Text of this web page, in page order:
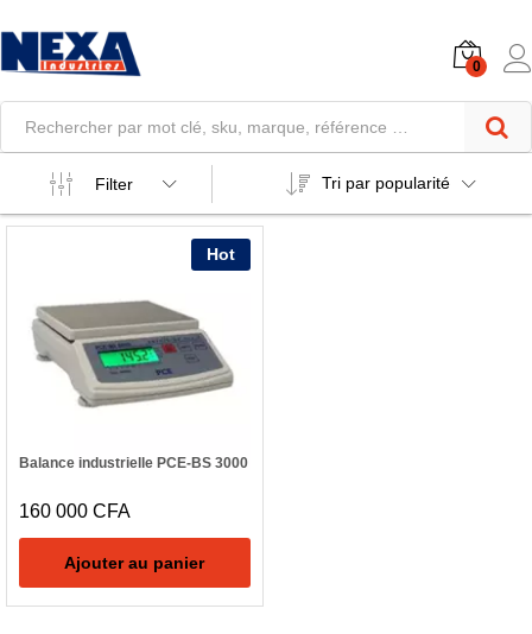
0
Filter Tri par popularité
Hot
Balance industrielle PCE-BS 3000
160 000 CFA
Ajouter au panier